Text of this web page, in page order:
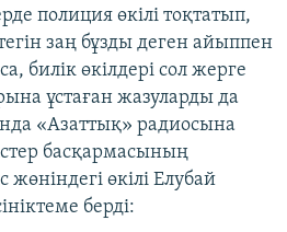
полиция өкілі тоқтатып,
заң бұзды деген айыппен
билік өкілдері сол жерге
ұстаған жазуларды да
«Азаттық» радиосына
басқармасының
жөніндегі өкілі Елубай
берді: